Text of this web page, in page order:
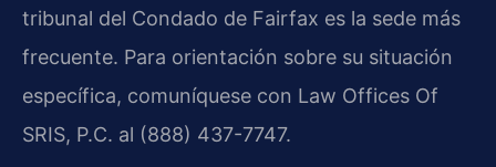
tribunal del Condado de Fairfax es la sede más
frecuente. Para orientación sobre su situación
específica, comuníquese con Law Offices Of
SRIS, P.C. al (888) 437-7747.